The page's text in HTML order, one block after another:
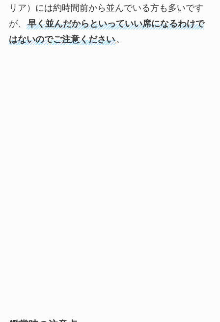
リア）には約時間前から並んでいる方も多いです
が、 早く並んだからといっていい席になるわけで
はないのでご注意ください。